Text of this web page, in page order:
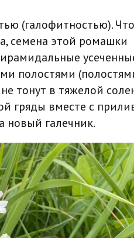
(галофитностью).
семена этой ромашки
полостями
тонут в тяжелой
гряды вместе с
новый галечник.